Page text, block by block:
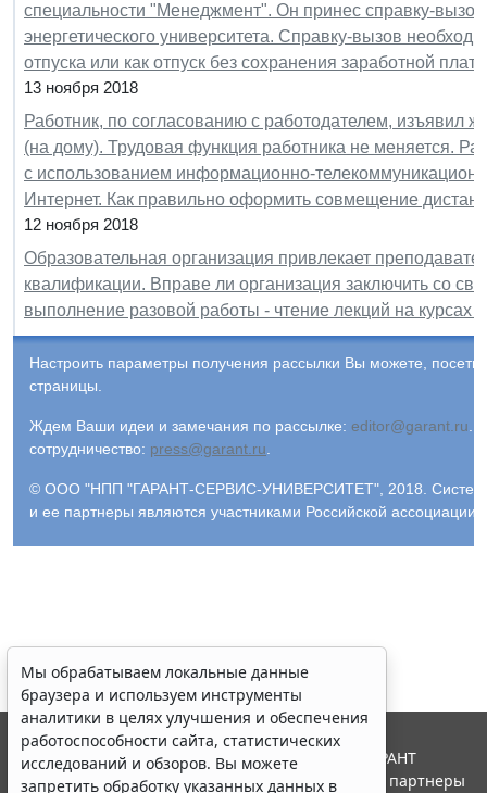
специальности "Менеджмент". Он принес справку-вызов
энергетического университета. Справку-вызов
отпуска или как отпуск без сохранения заработной
13 ноября 2018
Работник, по согласованию с работодателем, изъявил
(на дому). Трудовая функция работника не меняется.
с использованием информационно-
Интернет. Как правильно оформить совмещение
12 ноября 2018
Образовательная организация привлекает
квалификации. Вправе ли организация заключить со
выполнение разовой работы - чтение лекций на курсах
Настроить параметры получения рассылки Вы можете,
страницы.
Ждем Ваши идеи и замечания по рассылке: editor@garant.ru.
сотрудничество: press@garant.ru.
© ООО "НПП "ГАРАНТ-СЕРВИС-УНИВЕРСИТЕТ", 2018. Система
и ее партнеры являются участниками Российской
Мы обрабатываем локальные данные
браузера и используем инструменты
аналитики в целях улучшения и обеспечения
работоспособности сайта, статистических
исследований и обзоров. Вы можете
запретить обработку указанных данных в
© ООО "НПП "ГАРАНТ-СЕРВИС", 2026. Система ГАРАНТ
выпускается с 1990 года. Компания "Гарант" и ее партнеры